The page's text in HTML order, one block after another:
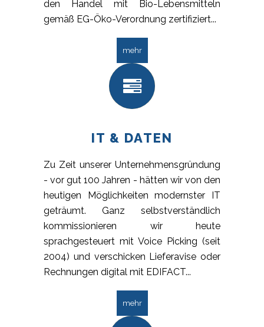
den Handel mit Bio-Lebensmitteln
gemäß EG-Öko-Verordnung zertifiziert...
mehr
IT & DATEN
Zu Zeit unserer Unternehmensgründung
- vor gut 100 Jahren - hätten wir von den
heutigen Möglichkeiten modernster IT
geträumt. Ganz selbstverständlich
kommissionieren wir heute
sprachgesteuert mit Voice Picking (seit
2004) und verschicken Lieferavise oder
Rechnungen digital mit EDIFACT...
mehr